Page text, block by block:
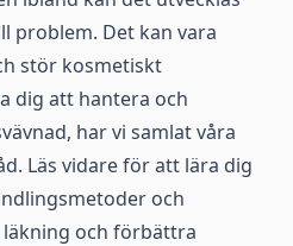
problem. Det kan vara
stör kosmetiskt
dig att hantera och
har vi samlat våra
Läs vidare för att lära dig
och
och förbättra